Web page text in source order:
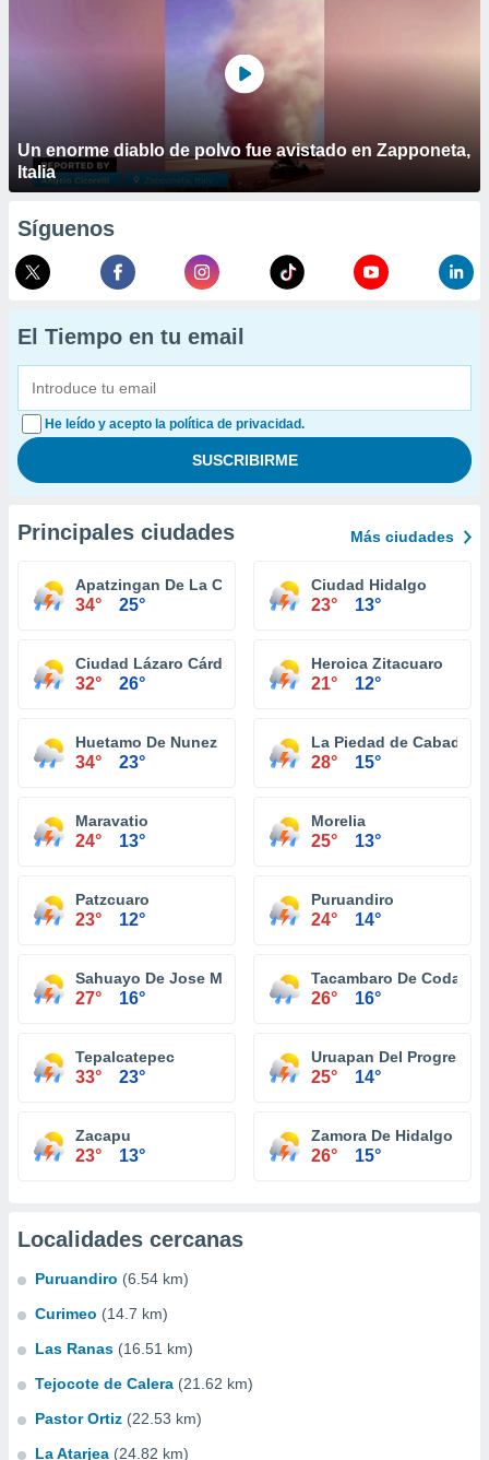
Un enorme diablo de polvo fue avistado en Zapponeta,
Italia
Síguenos
El Tiempo en tu email
He leído y acepto la política de privacidad.
Principales ciudades Más ciudades
Apatzingan De La Constitucion
34° 25°
Ciudad Hidalgo
23° 13°
Ciudad Lázaro Cárdenas
32° 26°
Heroica Zitacuaro
21° 12°
Huetamo De Nunez
34° 23°
La Piedad de Cabadas
28° 15°
Maravatio
24° 13°
Morelia
25° 13°
Patzcuaro
23° 12°
Puruandiro
24° 14°
Sahuayo De Jose Maria Morelos
27° 16°
Tacambaro De Codallos
26° 16°
Tepalcatepec
33° 23°
Uruapan Del Progreso
25° 14°
Zacapu
23° 13°
Zamora De Hidalgo
26° 15°
Localidades cercanas
Puruandiro (6.54 km)
Curimeo (14.7 km)
Las Ranas (16.51 km)
Tejocote de Calera (21.62 km)
Pastor Ortiz (22.53 km)
La Atarjea (24.82 km)